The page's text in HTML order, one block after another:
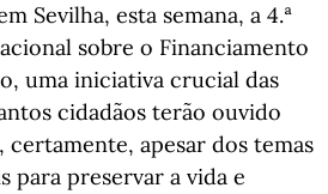
Sevilha, esta semana, a 4.ª
sobre o Financiamento
uma iniciativa crucial das
cidadãos terão ouvido
certamente, apesar dos temas
para preservar a vida e